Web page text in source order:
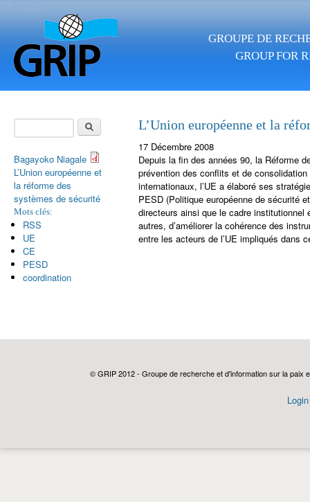
GROUPE DE
GROUP FOR
L’Union européenne et la
17 Décembre 2008
Depuis la fin des années 90, la Réforme
prévention des conflits et de
internationaux, l’UE a élaboré ses
PESD (Politique européenne de sécurité
directeurs ainsi que le cadre institutionnel
autres, d’améliorer la cohérence des
entre les acteurs de l’UE impliqués dans
Formulaire de
recherche
Bagayoko Niagale
L’Union européenne et
la réforme des
systèmes de sécurité
Mots clés:
RSS
UE
CE
PESD
coordination
© GRIP 2012 - Groupe de recherche et d'information sur la paix
Login